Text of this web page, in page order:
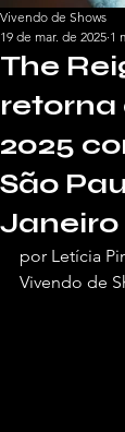
The
retorna
2025
São
Janeiro
Vivendo de Shows
19 de mar. de 2025 1
por Letícia
Vivendo de